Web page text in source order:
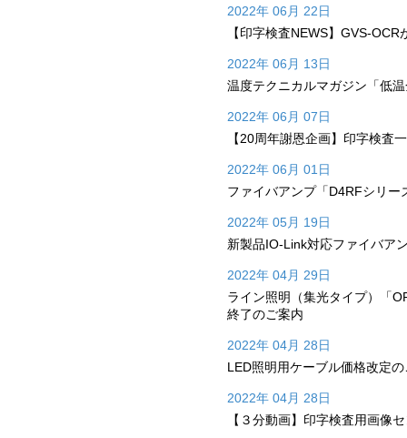
2022年 06月 22日
【印字検査NEWS】GVS-
2022年 06月 13日
温度テクニカルマガジン「低
2022年 06月 07日
【20周年謝恩企画】印字検査
2022年 06月 01日
ファイバアンプ「D4RFシリー
2022年 05月 19日
新製品IO-Link対応ファイバア
2022年 04月 29日
ライン照明（集光タイプ）「
終了のご案内
2022年 04月 28日
LED照明用ケーブル価格改定
2022年 04月 28日
【３分動画】印字検査用画像